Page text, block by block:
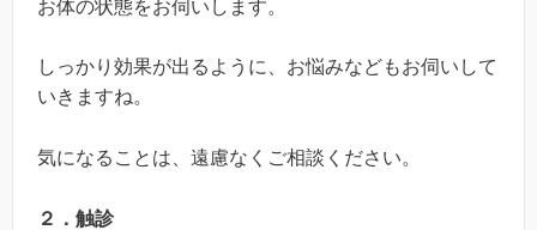
お体の状態をお伺いします。
しっかり効果が出るように、お悩みなどもお伺いして
いきますね。
気になることは、遠慮なくご相談ください。
２．触診